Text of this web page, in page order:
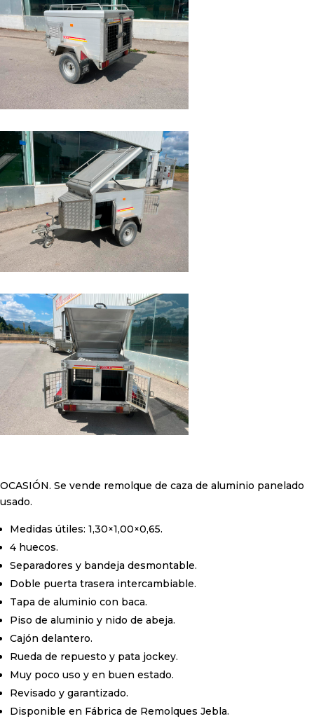
OCASIÓN. Se vende remolque de caza de aluminio panelado
usado.
Medidas útiles: 1,30×1,00×0,65.
4 huecos.
Separadores y bandeja desmontable.
Doble puerta trasera intercambiable.
Tapa de aluminio con baca.
Piso de aluminio y nido de abeja.
Cajón delantero.
Rueda de repuesto y pata jockey.
Muy poco uso y en buen estado.
Revisado y garantizado.
Disponible en Fábrica de Remolques Jebla.